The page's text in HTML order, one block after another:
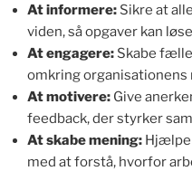
At informere: Sikre at
viden, så opgaver kan
At engagere: Skabe
omkring organisationens
At motivere: Give
feedback, der styrker
At skabe mening: Hjælpe
med at forstå, hvorfor